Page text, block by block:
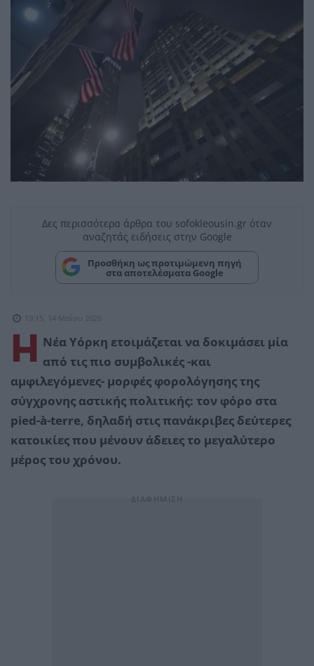
Δες περισσότερα άρθρα του sofokleousin.gr όταν
αναζητάς ειδήσεις στην Google
Προσθήκη ως προτιμώμενη πηγή
στα αποτελέσματα Google
19:15, 14 Μαΐου 2026
Η
Νέα Υόρκη ετοιμάζεται να δοκιμάσει μία
από τις πιο συμβολικές -και
αμφιλεγόμενες- μορφές φορολόγησης της
σύγχρονης αστικής πολιτικής: τον φόρο στα
pied-à-terre, δηλαδή στις πανάκριβες δεύτερες
κατοικίες που μένουν άδειες το μεγαλύτερο
μέρος του χρόνου.